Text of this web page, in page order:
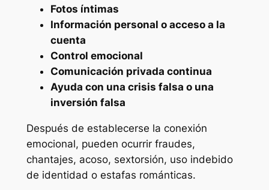
Fotos íntimas
Información personal o acceso a la
cuenta
Control emocional
Comunicación privada continua
Ayuda con una crisis falsa o una
inversión falsa
Después de establecerse la conexión
emocional, pueden ocurrir fraudes,
chantajes, acoso, sextorsión, uso indebido
de identidad o estafas románticas.